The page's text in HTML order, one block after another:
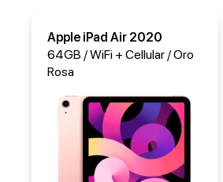
Apple iPad Air 2020
64GB / WiFi + Cellular / Oro
Rosa